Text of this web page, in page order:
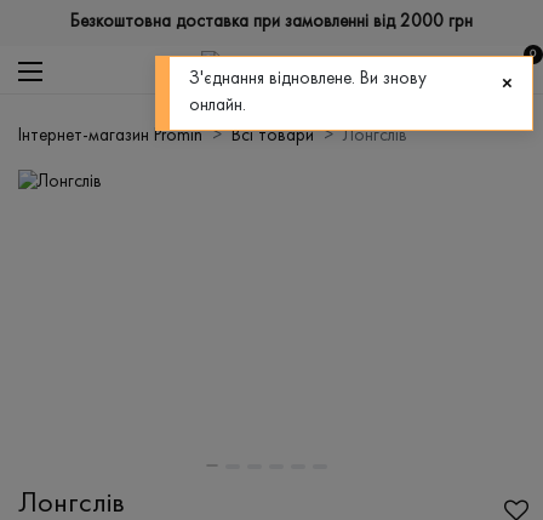
Безкоштовна доставка при замовленні від 2000 грн
0
Інтернет-магазин Promin Всі товари Лонгслів
Лонгслів
З'єднання відновлене. Ви знову
онлайн.